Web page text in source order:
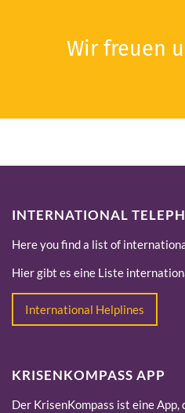
Wir freuen
INTERNATIONAL
Here you find a list of
Hier gibt es eine Liste
International Helplines
KRISENKOMPASS APP
Der KrisenKompass ist eine